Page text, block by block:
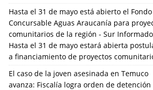
Hasta el 31 de mayo está abierto el Fondo
Concursable Aguas Araucanía para
comunitarios de la región - Sur Informado
Hasta el 31 de mayo estará abierta
a financiamiento de proyectos
El caso de la joven asesinada en Temuco
avanza: Fiscalía logra orden de